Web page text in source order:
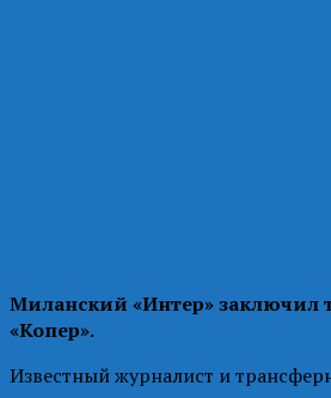
Миланский «Интер» заключил
«Копер».
Известный журналист и